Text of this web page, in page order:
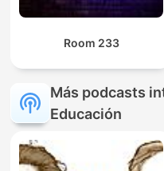
Room 233
Más podcasts
Educación